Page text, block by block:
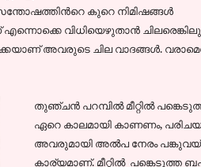
കുറെ നിമിഷങ്ങള്‍
വിധിയെഴുതാന്‍
അവരുടെ ചില വാദങ്ങള്‍.
തുഞ്ചന്‍ പറമ്പില്‍ മീറ്റില്‍
ഏറെ കാലമായി കാണണം,
അവരുമായി അല്‍പ നേരം
കാര്യമാണ്. മീറ്റില്‍ പങ്കെടുത്ത